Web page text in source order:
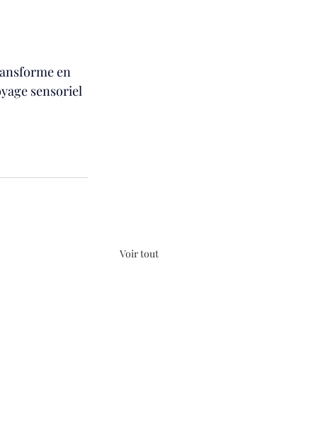
en
sensoriel
Voir tout